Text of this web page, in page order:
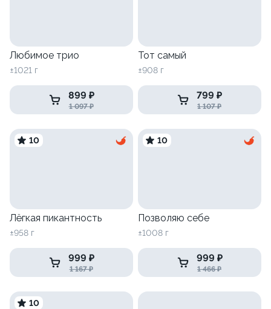
Любимое трио
±1021 г
899 ₽
1 097 ₽
Тот самый
±908 г
799 ₽
1 107 ₽
10
Лёгкая пикантность
±958 г
999 ₽
1 167 ₽
10
Позволяю себе
±1008 г
999 ₽
1 466 ₽
10